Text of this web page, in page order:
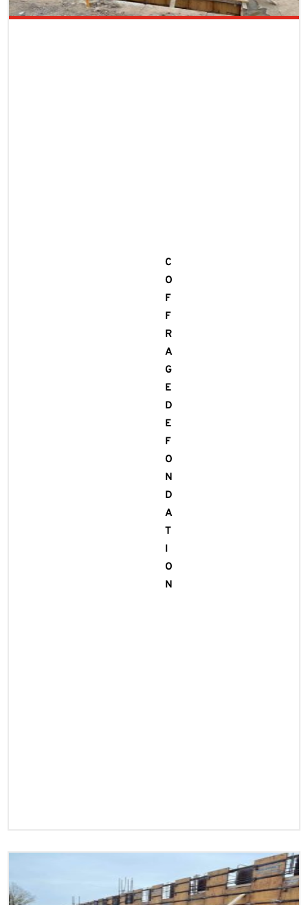
C
O
F
F
R
A
G
E
D
E
F
O
N
D
A
T
I
O
N